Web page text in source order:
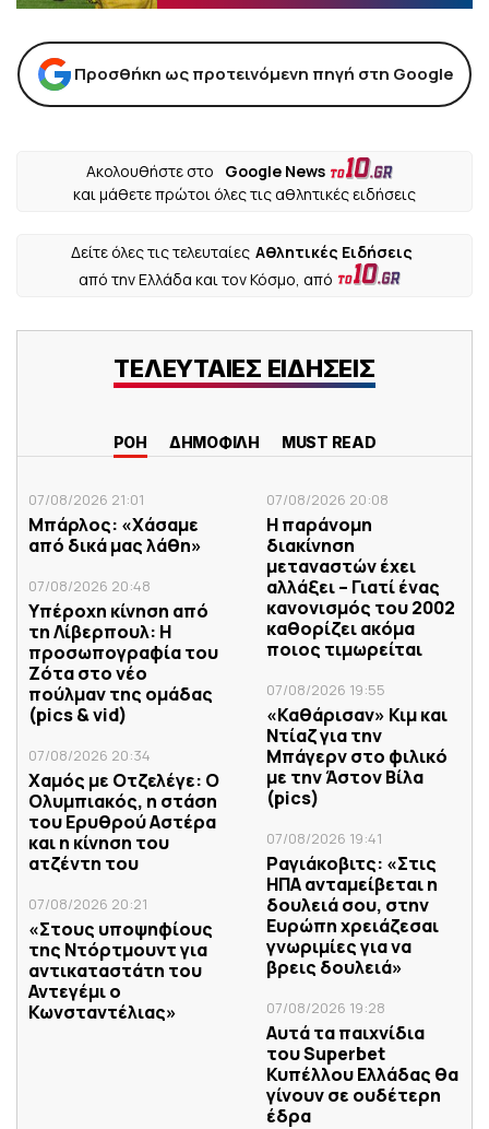
Προσθήκη ως προτεινόμενη πηγή στη Google
Ακολουθήστε στο
Google News
και μάθετε πρώτοι όλες τις αθλητικές ειδήσεις
Δείτε όλες τις τελευταίες Αθλητικές Ειδήσεις
από την Ελλάδα και τον Κόσμο, από
ΤΕΛΕΥΤΑΙΕΣ ΕΙΔΗΣΕΙΣ
ΡΟΗ ΔΗΜΟΦΙΛΗ MUST READ
07/08/2026 21:01
Μπάρλος: «Χάσαμε
από δικά μας λάθη»
07/08/2026 20:48
Υπέροχη κίνηση από
τη Λίβερπουλ: Η
προσωπογραφία του
Ζότα στο νέο
πούλμαν της ομάδας
(pics & vid)
07/08/2026 20:34
Χαμός με Οτζελέγε: Ο
Ολυμπιακός, η στάση
του Ερυθρού Αστέρα
και η κίνηση του
ατζέντη του
07/08/2026 20:21
«Στους υποψηφίους
της Ντόρτμουντ για
αντικαταστάτη του
Αντεγέμι ο
Κωνσταντέλιας»
07/08/2026 20:08
Η παράνομη
διακίνηση
μεταναστών έχει
αλλάξει – Γιατί ένας
κανονισμός του 2002
καθορίζει ακόμα
ποιος τιμωρείται
07/08/2026 19:55
«Καθάρισαν» Κιμ και
Ντίαζ για την
Μπάγερν στο φιλικό
με την Άστον Βίλα
(pics)
07/08/2026 19:41
Ραγιάκοβιτς: «Στις
ΗΠΑ ανταμείβεται η
δουλειά σου, στην
Ευρώπη χρειάζεσαι
γνωριμίες για να
βρεις δουλειά»
07/08/2026 19:28
Αυτά τα παιχνίδια
του Superbet
Κυπέλλου Ελλάδας θα
γίνουν σε ουδέτερη
έδρα